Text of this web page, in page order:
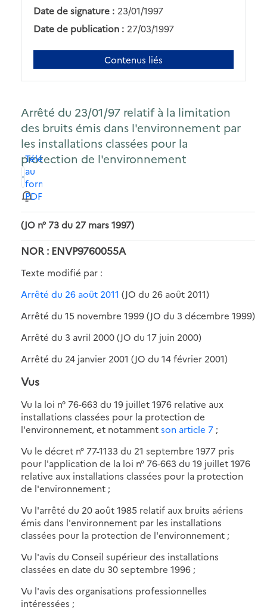
Date de signature : 23/01/1997
Date de publication : 27/03/1997
Contenus liés
Arrêté du 23/01/97 relatif à la limitation
des bruits émis dans l'environnement par
les installations classées pour la
protection de l'environnement
Télécharger
au
format
PDF
(JO n° 73 du 27 mars 1997)
NOR : ENVP9760055A
Texte modifié par :
Arrêté du 26 août 2011 (JO du 26 août 2011)
Arrêté du 15 novembre 1999 (JO du 3 décembre 1999)
Arrêté du 3 avril 2000 (JO du 17 juin 2000)
Arrêté du 24 janvier 2001 (JO du 14 février 2001)
Vus
Vu la loi n° 76-663 du 19 juillet 1976 relative aux
installations classées pour la protection de
l'environnement, et notammentson article 7 ;
Vu le décret n° 77-1133 du 21 septembre 1977 pris
pour l'application de la loi n° 76-663 du 19 juillet 1976
relative aux installations classées pour la protection
de l'environnement ;
Vu l'arrêté du 20 août 1985 relatif aux bruits aériens
émis dans l'environnement par les installations
classées pour la protection de l'environnement ;
Vu l'avis du Conseil supérieur des installations
classées en date du 30 septembre 1996 ;
Vu l'avis des organisations professionnelles
intéressées ;